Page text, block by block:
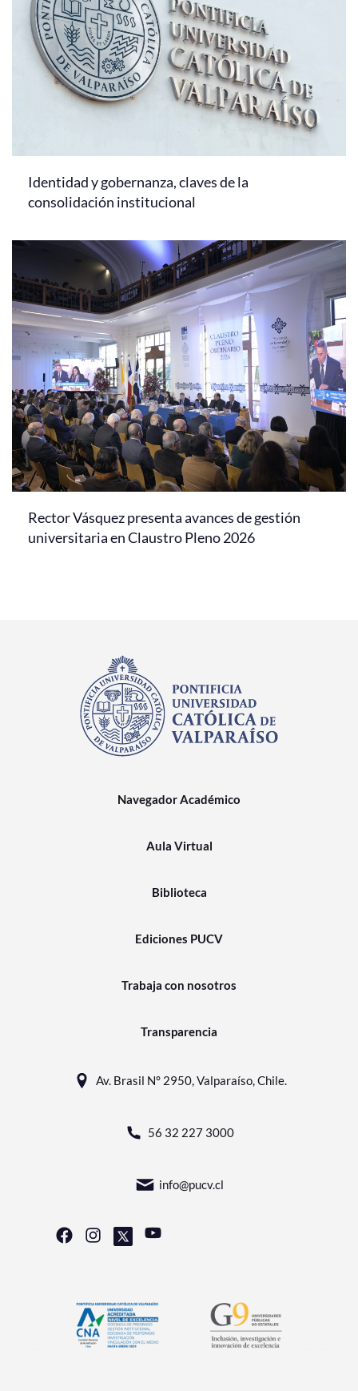
Identidad y gobernanza, claves de la
consolidación institucional
Rector Vásquez presenta avances de gestión
universitaria en Claustro Pleno 2026
Navegador Académico
Aula Virtual
Biblioteca
Ediciones PUCV
Trabaja con nosotros
Transparencia
Av. Brasil N° 2950, Valparaíso, Chile.
56 32 227 3000
info@pucv.cl